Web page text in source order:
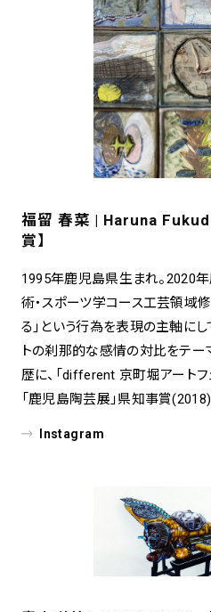
福留 春菜 | Haruna
賞】
1995年鹿児島県生まれ。2020
術・スポーツ学コース工芸領域
る」という行為を表現の主軸に
トの刹那的な感情の対比をテー
歴に、「different 京町堀アート
「鹿児島陶芸展」県知事賞(2018)
Instagram